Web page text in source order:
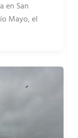
en San
Mayo, el